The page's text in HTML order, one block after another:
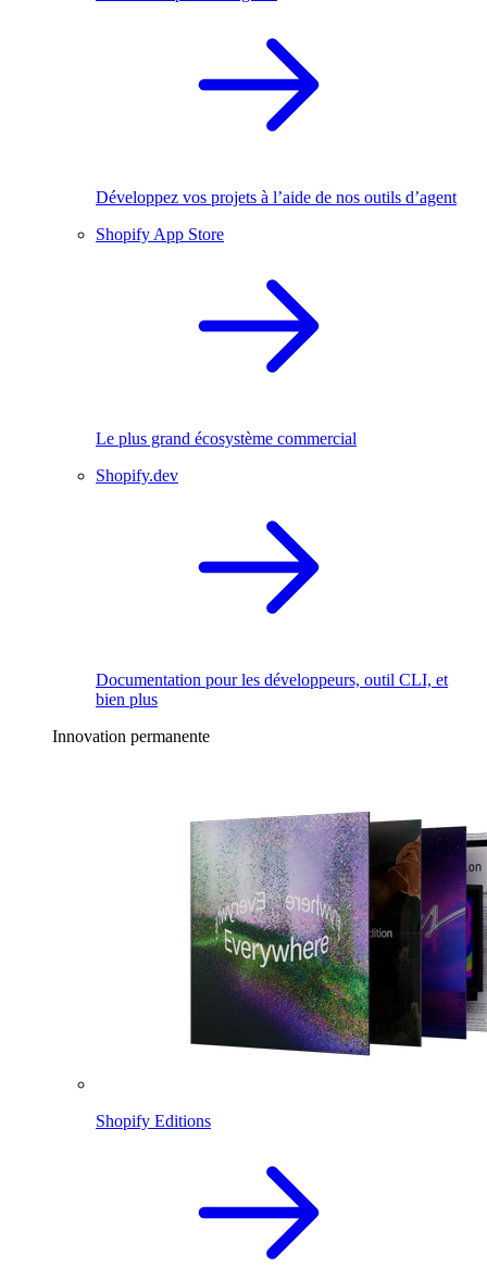
Développez vos projets à l’aide de nos outils d’agent
Shopify App Store
Le plus grand écosystème commercial
Shopify.dev
Documentation pour les développeurs, outil CLI, et
bien plus
Innovation permanente
Shopify Editions